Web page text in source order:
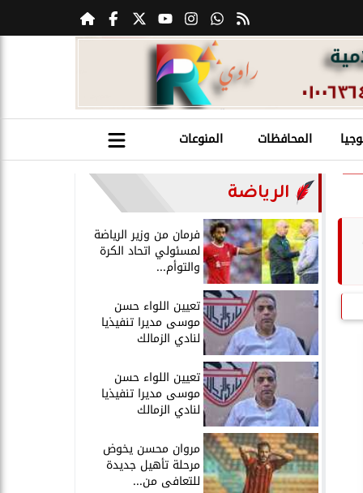
المحافظات المنوعات
الرياضة
فرمان من وزير الرياضة
لمسئولي اتحاد الكرة
والتوأم...
تعيين اللواء حسن
موسى مديرا تنفيذيا
لنادي الزمالك
تعيين اللواء حسن
موسى مديرا تنفيذيا
لنادي الزمالك
مروان محسن يخوض
مرحلة تأهيل جديدة
للتعافى من...